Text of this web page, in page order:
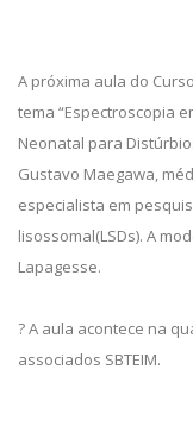
A próxima aula do
tema “Espectroscopia
Neonatal para
Gustavo Maegawa,
especialista em
lisossomal(LSDs). A
Lapagesse.
? A aula acontece na
associados SBTEIM.